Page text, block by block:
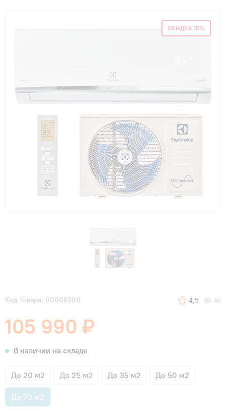
СКИДКА 15%
Код товара: 00006308 4,5 46
105 990 ₽
В наличии на складе
До 20 м2 До 25 м2 До 35 м2 До 50 м2
До 70 м2